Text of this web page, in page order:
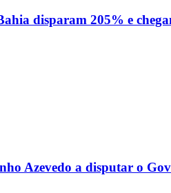
disparam 205% e
Azevedo a disputar o